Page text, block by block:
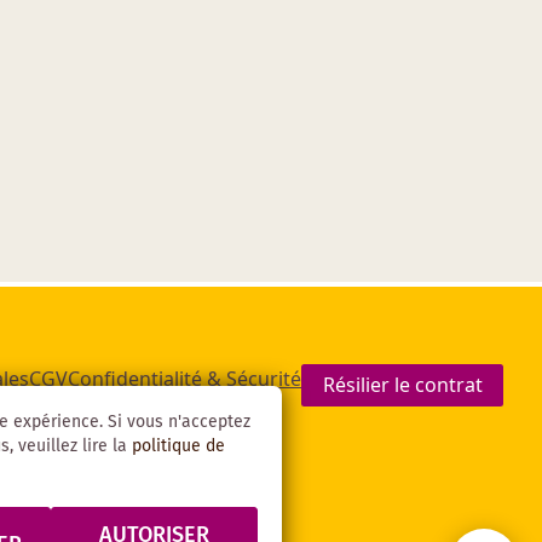
CGVConfidentialité & Sécurité
Résilier le contrat
Si vous n'acceptez
veuillez lire la politique de